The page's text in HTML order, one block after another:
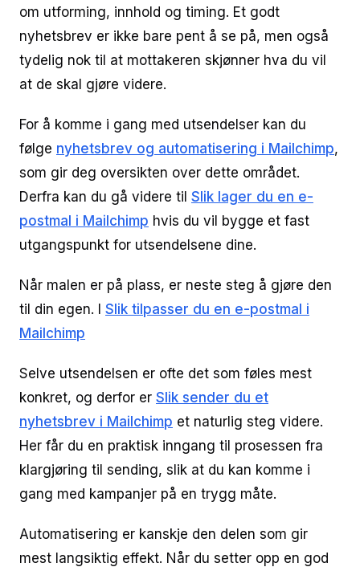
om utforming, innhold og timing. Et godt
nyhetsbrev er ikke bare pent å se på, men også
tydelig nok til at mottakeren skjønner hva du vil
at de skal gjøre videre.
For å komme i gang med utsendelser kan du
følge nyhetsbrev og automatisering i Mailchimp,
som gir deg oversikten over dette området.
Derfra kan du gå videre til Slik lager du en e-
postmal i Mailchimp hvis du vil bygge et fast
utgangspunkt for utsendelsene dine.
Når malen er på plass, er neste steg å gjøre den
til din egen. I Slik tilpasser du en e-postmal i
Mailchimp
Selve utsendelsen er ofte det som føles mest
konkret, og derfor er Slik sender du et
nyhetsbrev i Mailchimp et naturlig steg videre.
Her får du en praktisk inngang til prosessen fra
klargjøring til sending, slik at du kan komme i
gang med kampanjer på en trygg måte.
Automatisering er kanskje den delen som gir
mest langsiktig effekt. Når du setter opp en god